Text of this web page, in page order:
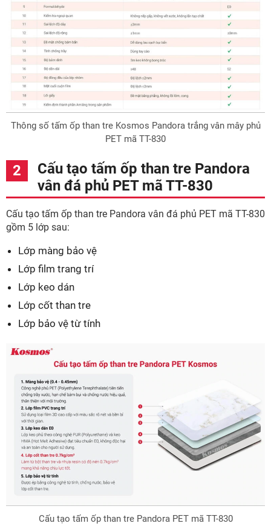
Thông số tấm ốp than tre Kosmos Pandora trắng vân mây phủ
PET mã TT-830
Cấu tạo tấm ốp than tre Pandora
vân đá phủ PET mã TT-830
Cấu tạo tấm ốp than tre Pandora vân đá phủ PET mã TT-830
gồm 5 lớp sau:
Lớp màng bảo vệ
Lớp film trang trí
Lớp keo dán
Lớp cốt than tre
Lớp bảo vệ từ tính
Cấu tạo tấm ốp than tre Pandora PET mã TT-830